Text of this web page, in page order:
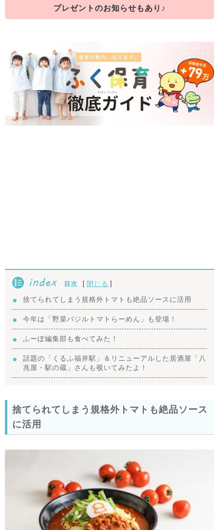
プレゼントのお知らせもあり♪
index 目次 [ 閉じる ]
捨てられてしまう規格外トマトも絶品ソースに活用
今年は「野菜バジルトマトらーめん」も登場！
ふーぽ編集部も食べてみた！
話題の「くるふ福井駅」＆リニューアルした居酒屋「八
兆屋・駅の蔵」さんも覗いてみたよ！
捨てられてしまう規格外トマトも絶品ソース
に活用